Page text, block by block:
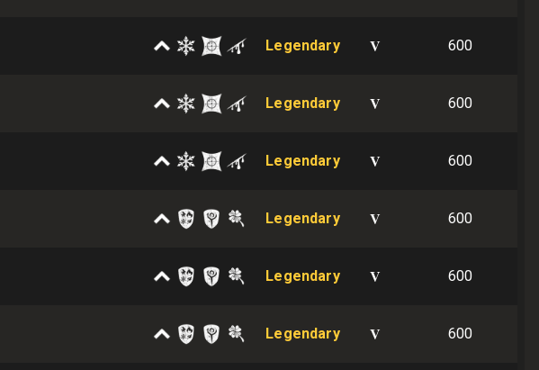
Legendary V 600
Legendary V 600
Legendary V 600
Legendary V 600
Legendary V 600
Legendary V 600